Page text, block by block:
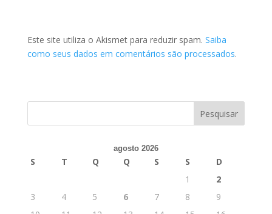
Este site utiliza o Akismet para reduzir spam. Saiba
como seus dados em comentários são processados.
agosto 2026
S T Q Q S S
D
1
2
3
4 5 6 7 8
9